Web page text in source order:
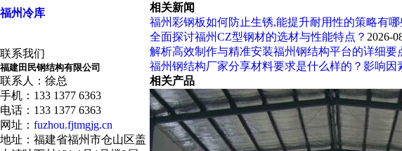
福州冷库
联系我们
福建田民钢结构有限公司
联系人：徐总
手机：133 1377 6363
电话：133 1377 6363
网址： fuzhou.fjtmgjg.cn
地址：福建省福州市仓山区盖
相关新闻
福州彩钢板如何防止生锈,能提升耐用性的策略有哪
全面探讨福州CZ型钢材的选材与性能特点？ 2026-
解析高效制作与精准安装福州钢结构平台的详细要
福州钢结构厂家分享材料要求是什么样的？影响因
相关产品